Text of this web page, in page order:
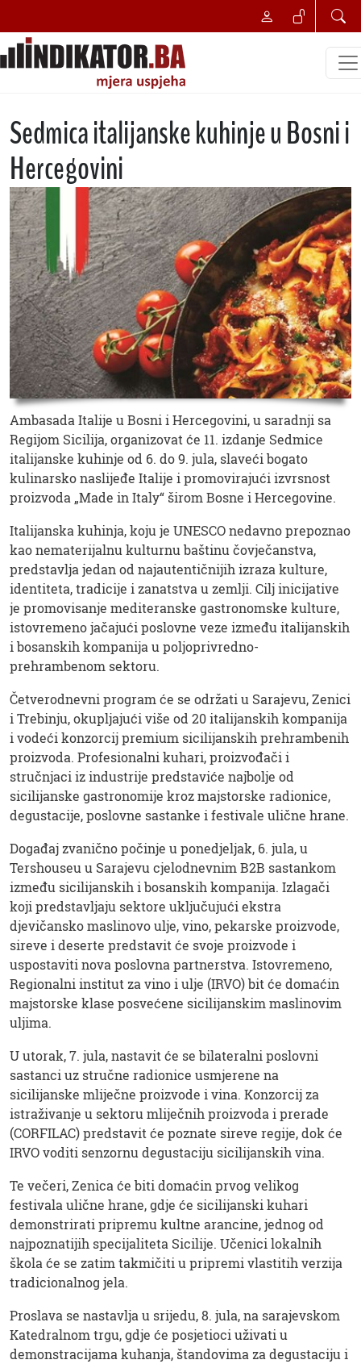
Sedmica italijanske kuhinje u Bosni i
Hercegovini
Ambasada Italije u Bosni i Hercegovini, u saradnji sa
Regijom Sicilija, organizovat će 11. izdanje Sedmice
italijanske kuhinje od 6. do 9. jula, slaveći bogato
kulinarsko naslijeđe Italije i promovirajući izvrsnost
proizvoda „Made in Italy“ širom Bosne i Hercegovine.
Italijanska kuhinja, koju je UNESCO nedavno prepoznao
kao nematerijalnu kulturnu baštinu čovječanstva,
predstavlja jedan od najautentičnijih izraza kulture,
identiteta, tradicije i zanatstva u zemlji. Cilj inicijative
je promovisanje mediteranske gastronomske kulture,
istovremeno jačajući poslovne veze između italijanskih
i bosanskih kompanija u poljoprivredno-
prehrambenom sektoru.
Četverodnevni program će se održati u Sarajevu, Zenici
i Trebinju, okupljajući više od 20 italijanskih kompanija
i vodeći konzorcij premium sicilijanskih prehrambenih
proizvoda. Profesionalni kuhari, proizvođači i
stručnjaci iz industrije predstaviće najbolje od
sicilijanske gastronomije kroz majstorske radionice,
degustacije, poslovne sastanke i festivale ulične hrane.
Događaj zvanično počinje u ponedjeljak, 6. jula, u
Tershouseu u Sarajevu cjelodnevnim B2B sastankom
između sicilijanskih i bosanskih kompanija. Izlagači
koji predstavljaju sektore uključujući ekstra
djevičansko maslinovo ulje, vino, pekarske proizvode,
sireve i deserte predstavit će svoje proizvode i
uspostaviti nova poslovna partnerstva. Istovremeno,
Regionalni institut za vino i ulje (IRVO) bit će domaćin
majstorske klase posvećene sicilijanskim maslinovim
uljima.
U utorak, 7. jula, nastavit će se bilateralni poslovni
sastanci uz stručne radionice usmjerene na
sicilijanske mliječne proizvode i vina. Konzorcij za
istraživanje u sektoru mliječnih proizvoda i prerade
(CORFILAC) predstavit će poznate sireve regije, dok će
IRVO voditi senzornu degustaciju sicilijanskih vina.
Te večeri, Zenica će biti domaćin prvog velikog
festivala ulične hrane, gdje će sicilijanski kuhari
demonstrirati pripremu kultne arancine, jednog od
najpoznatijih specijaliteta Sicilije. Učenici lokalnih
škola će se zatim takmičiti u pripremi vlastitih verzija
tradicionalnog jela.
Proslava se nastavlja u srijedu, 8. jula, na sarajevskom
Katedralnom trgu, gdje će posjetioci uživati ​​u
demonstracijama kuhanja, štandovima za degustaciju i